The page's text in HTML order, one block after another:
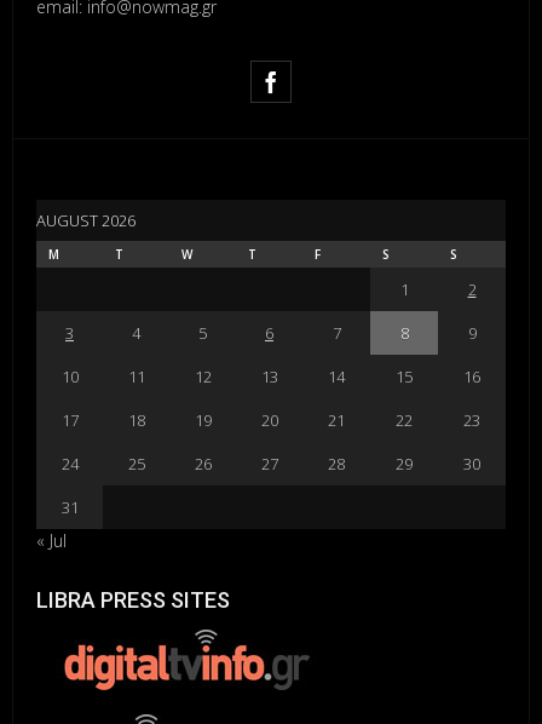
email: info@nowmag.gr
AUGUST 2026
M T W T F S S
1
2
3
4 5 6 7 8
9
10
11 12 13 14 15
16
17
18 19 20 21 22
23
24
25 26 27 28 29
30
31
« Jul
LIBRA PRESS SITES